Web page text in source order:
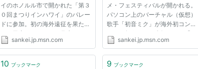
イのホノルル市で開かれた「第３
０回まつりインハワイ」のパレー
ドに参加。初の海外遠征を果た
し、日本のゆるキャラ代表として
大歓迎を受けた。 日本をはじめ
会する祭りで、今年は３０周年記
sankei.jp.msn.com
メ・フェスティバルが開かれる。
パソコン上のバーチャル（仮想）
歌手「初音ミク」が海外初コンサ
ートを行う。また人気アニメ「け
いおん！」の声優によるパフォー
ェなど日本のポップカルチャー関
sankei.jp.msn.com
10 ブックマーク 9 ブックマーク